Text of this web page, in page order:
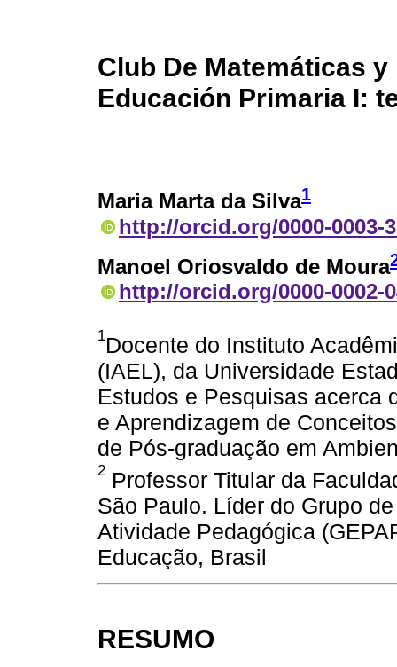
Club De Matemáticas
Educación Primaria I:
Maria Marta da Silva1
http://orcid.org/0000-0003-
Manoel Oriosvaldo de Moura
http://orcid.org/0000-0002-
1Docente do Instituto
(IAEL), da Universidade
Estudos e Pesquisas acerca
e Aprendizagem de
de Pós-graduação em
2 Professor Titular da
São Paulo. Líder do Grupo
Atividade Pedagógica
Educação, Brasil
RESUMO